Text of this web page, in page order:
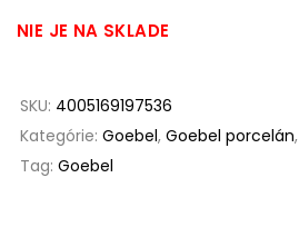
NIE JE NA SKLADE
SKU: 4005169197536
Kategórie: Goebel, Goebel porcelán,
Tag: Goebel